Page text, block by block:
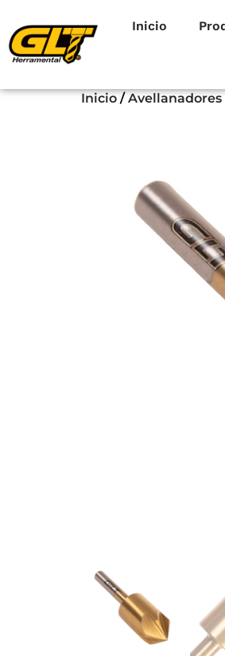
Inicio
Inicio/Avellanadores